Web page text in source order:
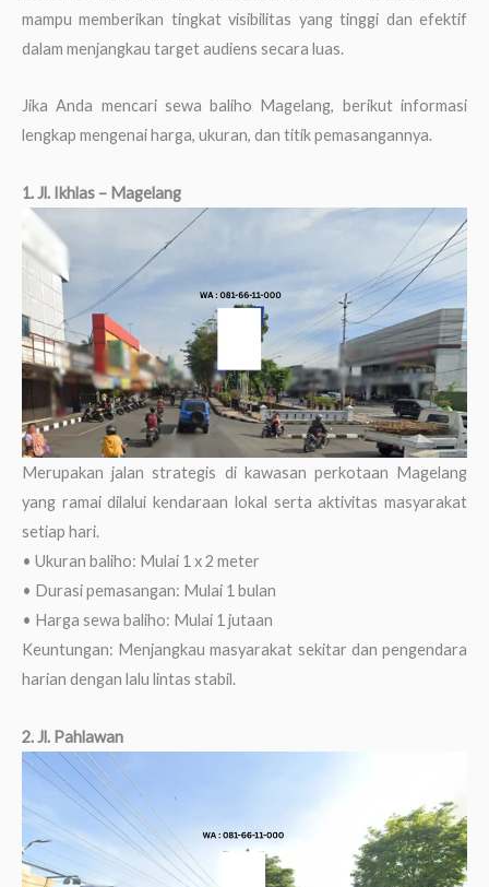
mampu memberikan tingkat visibilitas yang tinggi dan efektif
dalam menjangkau target audiens secara luas.
Jika Anda mencari sewa baliho Magelang, berikut informasi
lengkap mengenai harga, ukuran, dan titik pemasangannya.
1. Jl. Ikhlas – Magelang
Merupakan jalan strategis di kawasan perkotaan Magelang
yang ramai dilalui kendaraan lokal serta aktivitas masyarakat
setiap hari.
• Ukuran baliho: Mulai 1 x 2 meter
• Durasi pemasangan: Mulai 1 bulan
• Harga sewa baliho: Mulai 1 jutaan
Keuntungan: Menjangkau masyarakat sekitar dan pengendara
harian dengan lalu lintas stabil.
2. Jl. Pahlawan